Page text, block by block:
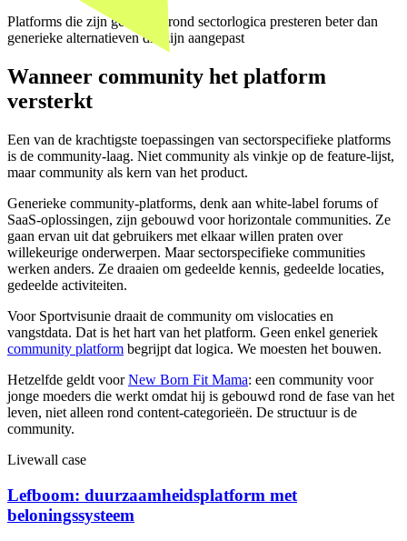
Platforms die zijn gebouwd rond sectorlogica presteren beter dan
generieke alternatieven die zijn aangepast
Wanneer community het platform
versterkt
Een van de krachtigste toepassingen van sectorspecifieke platforms
is de community-laag. Niet community als vinkje op de feature-lijst,
maar community als kern van het product.
Generieke community-platforms, denk aan white-label forums of
SaaS-oplossingen, zijn gebouwd voor horizontale communities. Ze
gaan ervan uit dat gebruikers met elkaar willen praten over
willekeurige onderwerpen. Maar sectorspecifieke communities
werken anders. Ze draaien om gedeelde kennis, gedeelde locaties,
gedeelde activiteiten.
Voor Sportvisunie draait de community om vislocaties en
vangstdata. Dat is het hart van het platform. Geen enkel generiek
community platform begrijpt dat logica. We moesten het bouwen.
Hetzelfde geldt voorNew Born Fit Mama: een community voor
jonge moeders die werkt omdat hij is gebouwd rond de fase van het
leven, niet alleen rond content-categorieën. De structuur is de
community.
Livewall case
Lefboom: duurzaamheidsplatform met
beloningssysteem